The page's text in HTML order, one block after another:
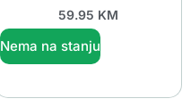
59.95 KM
Nema na stanju